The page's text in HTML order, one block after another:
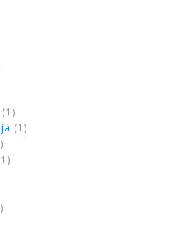
(1)
(1)